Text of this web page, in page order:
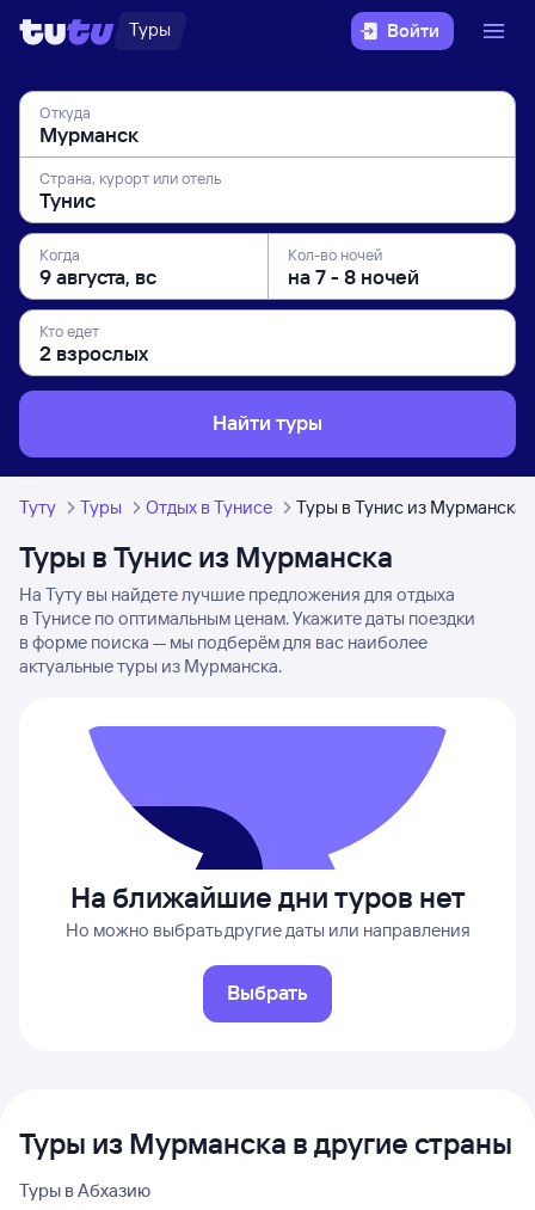
Туры Войти
Откуда
Страна, курорт или отель
Когда Кол-во ночей
Кто едет
Найти туры
Туту Туры Отдых в Тунисе Туры в Тунис из Мурманска
Туры в Тунис из Мурманска
На Туту вы найдете лучшие предложения для отдыха
в Тунисе по оптимальным ценам. Укажите даты поездки
в форме поиска — мы подберём для вас наиболее
актуальные туры из Мурманска.
На ближайшие дни туров нет
Но можно выбрать другие даты или направления
Выбрать
Туры из Мурманска в другие страны
Туры в Абхазию